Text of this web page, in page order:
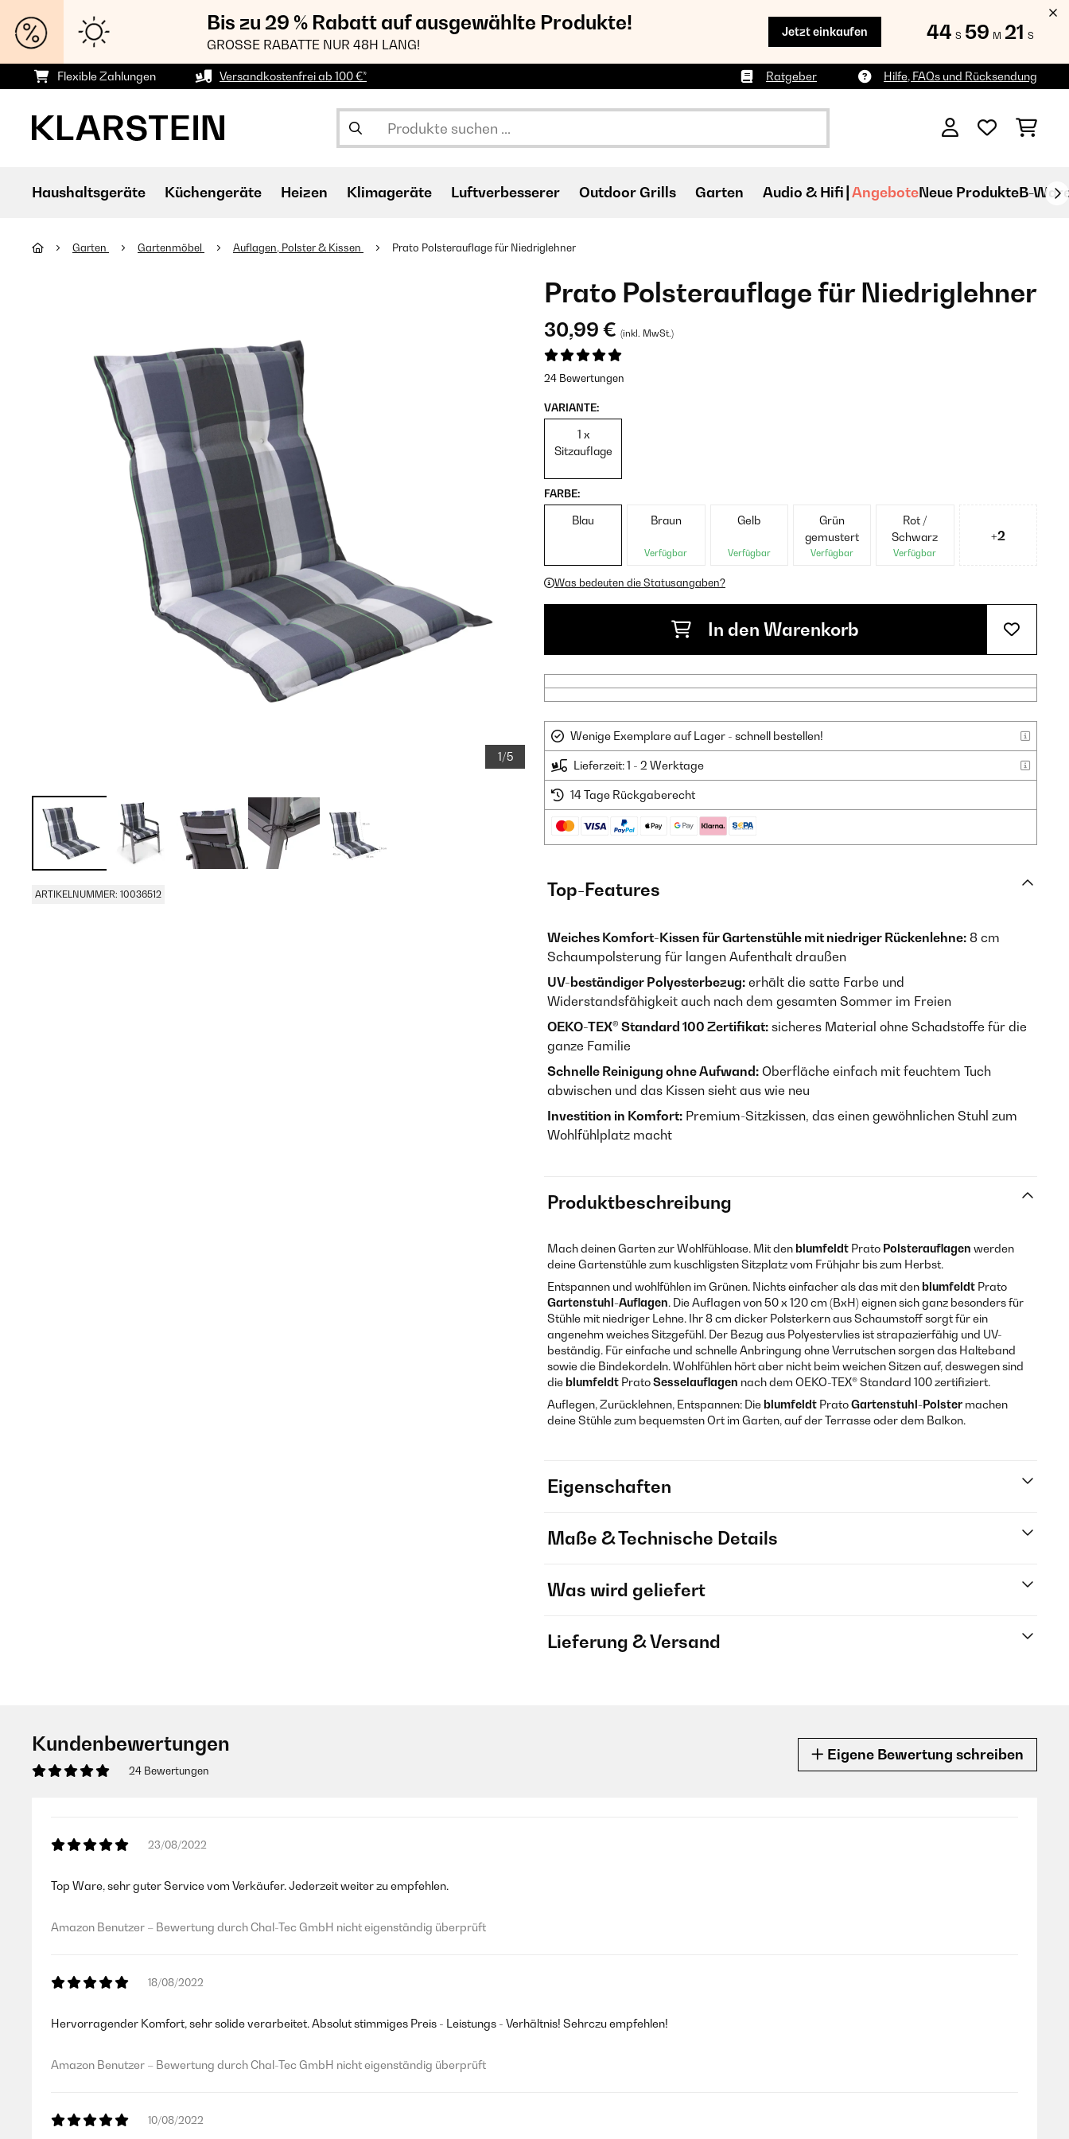
Bis zu 29 % Rabatt auf ausgewählte Produkte!
GROSSE RABATTE NUR 48H LANG!
Jetzt einkaufen 44 S 59 M 20 S
Flexible Zahlungen Versandkostenfrei ab 100 €* Ratgeber Hilfe, FAQs und Rücksendung
Haushaltsgeräte Küchengeräte Heizen Klimageräte Luftverbesserer Outdoor Grills Garten Audio & Hifi AngeboteNeue ProdukteB-
Garten Gartenmöbel Auflagen, Polster & Kissen Prato Polsterauflage für Niedriglehner
1/5
ARTIKELNUMMER: 10036512
Prato Polsterauflage für Niedriglehner
30,99 € (inkl. MwSt.)
24 Bewertungen
VARIANTE:
1 x
Sitzauflage
FARBE:
Blau Braun
Verfügbar
Gelb
Verfügbar
Grün
gemustert
Verfügbar
Rot /
Schwarz
Verfügbar
+2
Was bedeuten die Statusangaben?
In den Warenkorb
Wenige Exemplare auf Lager - schnell bestellen!
Lieferzeit: 1 - 2 Werktage
14 Tage Rückgaberecht
Top-Features
Weiches Komfort-Kissen für Gartenstühle mit niedriger Rückenlehne: 8 cm
Schaumpolsterung für langen Aufenthalt draußen
UV-beständiger Polyesterbezug: erhält die satte Farbe und
Widerstandsfähigkeit auch nach dem gesamten Sommer im Freien
OEKO-TEX® Standard 100 Zertifikat: sicheres Material ohne Schadstoffe für die
ganze Familie
Schnelle Reinigung ohne Aufwand: Oberfläche einfach mit feuchtem Tuch
abwischen und das Kissen sieht aus wie neu
Investition in Komfort: Premium-Sitzkissen, das einen gewöhnlichen Stuhl zum
Wohlfühlplatz macht
Produktbeschreibung
Mach deinen Garten zur Wohlfühloase. Mit den blumfeldt Prato Polsterauflagen werden
deine Gartenstühle zum kuschligsten Sitzplatz vom Frühjahr bis zum Herbst.
Entspannen und wohlfühlen im Grünen. Nichts einfacher als das mit den blumfeldt Prato
Gartenstuhl-Auflagen. Die Auflagen von 50 x 120 cm (BxH) eignen sich ganz besonders für
Stühle mit niedriger Lehne. Ihr 8 cm dicker Polsterkern aus Schaumstoff sorgt für ein
angenehm weiches Sitzgefühl. Der Bezug aus Polyestervlies ist strapazierfähig und UV-
beständig. Für einfache und schnelle Anbringung ohne Verrutschen sorgen das Halteband
sowie die Bindekordeln. Wohlfühlen hört aber nicht beim weichen Sitzen auf, deswegen sind
die blumfeldt PratoSesselauflagen nach dem OEKO-TEX® Standard 100 zertifiziert.
Auflegen, Zurücklehnen, Entspannen: Die blumfeldt PratoGartenstuhl-Polster machen
deine Stühle zum bequemsten Ort im Garten, auf der Terrasse oder dem Balkon.
Eigenschaften
Maße & Technische Details
Was wird geliefert
Lieferung & Versand
Kundenbewertungen
24 Bewertungen
Eigene Bewertung schreiben
23/08/2022
Top Ware, sehr guter Service vom Verkäufer. Jederzeit weiter zu empfehlen.
Amazon Benutzer – Bewertung durch Chal-Tec GmbH nicht eigenständig überprüft
18/08/2022
Hervorragender Komfort, sehr solide verarbeitet. Absolut stimmiges Preis - Leistungs - Verhältnis! Sehrczu empfehlen!
Amazon Benutzer – Bewertung durch Chal-Tec GmbH nicht eigenständig überprüft
10/08/2022